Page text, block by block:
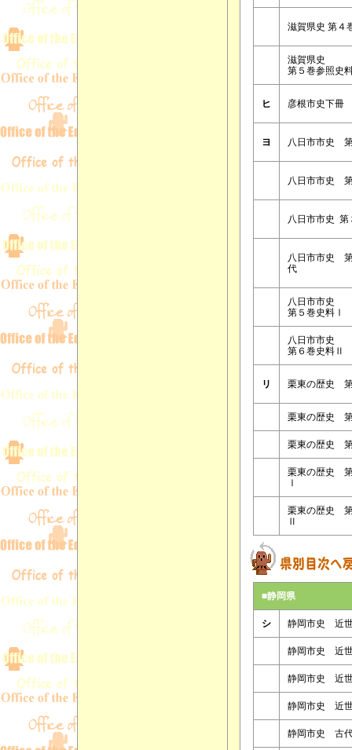
滋賀県史 第４
滋賀県史
第５巻参照史
ヒ 彦根市史下冊
ヨ 八日市市史
八日市市史
八日市市史 第
八日市市史
代
八日市市史
第５巻史料Ⅰ
八日市市史
第６巻史料Ⅱ
リ 栗東の歴史
栗東の歴史
栗東の歴史
栗東の歴史
Ⅰ
栗東の歴史
Ⅱ
■静岡県
シ 静岡市史 近
静岡市史 近
静岡市史 近
静岡市史 近
静岡市史 古